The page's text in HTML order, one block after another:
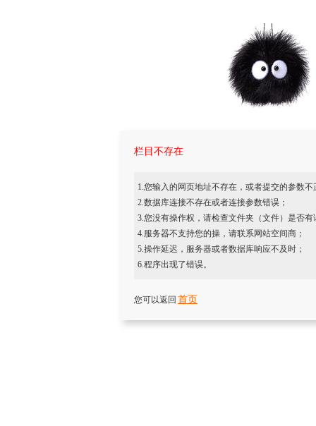
栏目不存在
1.您输入的网页地址不存在，或者提交的参数不
2.数据库连接不存在或者连接参数错误；
3.您没有操作权，请检查文件夹（文件）是否有
4.服务器不支持您的操，请联系网站空间商；
5.操作延迟，服务器或者数据库响应不及时；
6.程序出现了错误。
您可以返回 首页